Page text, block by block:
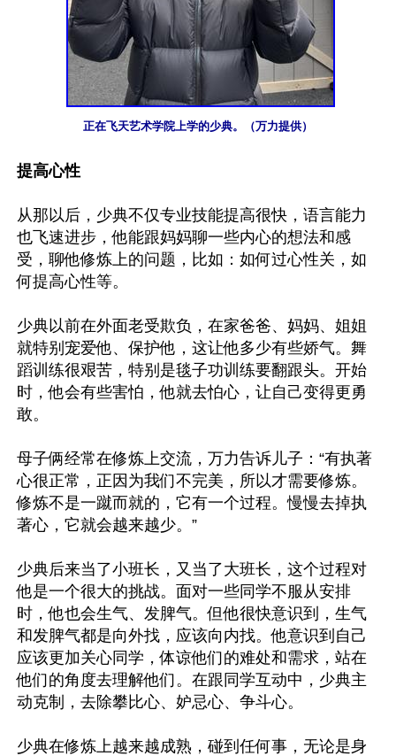
正在飞天艺术学院上学的少典。（万力提供）
提高心性
从那以后，少典不仅专业技能提高很快，语言能力
也飞速进步，他能跟妈妈聊一些内心的想法和感
受，聊他修炼上的问题，比如：如何过心性关，如
何提高心性等。
少典以前在外面老受欺负，在家爸爸、妈妈、姐姐
就特别宠爱他、保护他，这让他多少有些娇气。舞
蹈训练很艰苦，特别是毯子功训练要翻跟头。开始
时，他会有些害怕，他就去怕心，让自己变得更勇
敢。
母子俩经常在修炼上交流，万力告诉儿子：“有执著
心很正常，正因为我们不完美，所以才需要修炼。
修炼不是一蹴而就的，它有一个过程。慢慢去掉执
著心，它就会越来越少。”
少典后来当了小班长，又当了大班长，这个过程对
他是一个很大的挑战。面对一些同学不服从安排
时，他也会生气、发脾气。但他很快意识到，生气
和发脾气都是向外找，应该向内找。他意识到自己
应该更加关心同学，体谅他们的难处和需求，站在
他们的角度去理解他们。在跟同学互动中，少典主
动克制，去除攀比心、妒忌心、争斗心。
少典在修炼上越来越成熟，碰到任何事，无论是身